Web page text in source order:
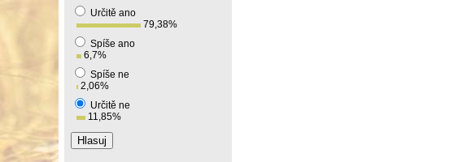
Určitě ano
79,38%
Spíše ano
6,7%
Spíše ne
2,06%
Určitě ne
11,85%